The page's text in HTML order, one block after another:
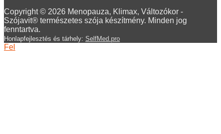
Copyright © 2026 Menopauza, Klimax, Változókor -
Szójavit® természetes szója készítmény. Minden jog
fenntartva.
Honlapfejlesztés és tárhely: SelfMed.pro
Fel